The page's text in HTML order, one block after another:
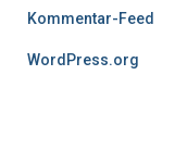
Kommentar-Feed
WordPress.org